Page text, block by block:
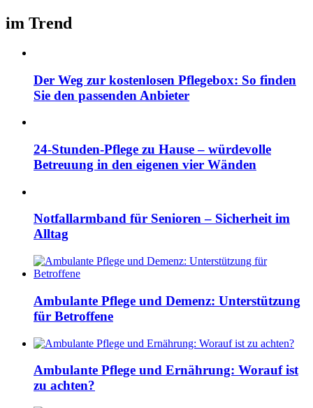
im Trend
Der Weg zur kostenlosen Pflegebox: So finden
Sie den passenden Anbieter
24-Stunden-Pflege zu Hause – würdevolle
Betreuung in den eigenen vier Wänden
Notfallarmband für Senioren – Sicherheit im
Alltag
Ambulante Pflege und Demenz: Unterstützung
für Betroffene
Ambulante Pflege und Ernährung: Worauf ist
zu achten?